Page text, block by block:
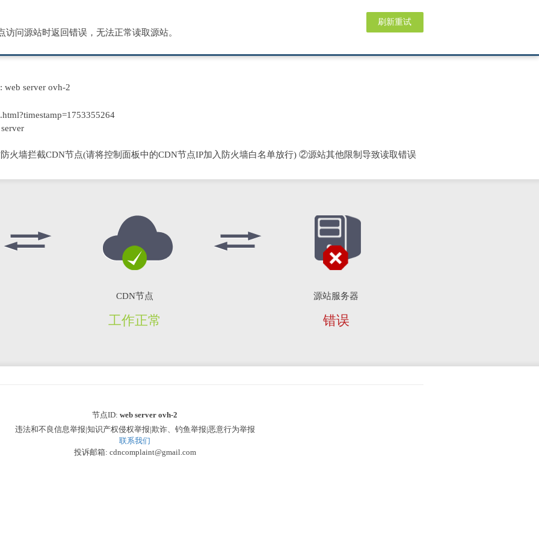
刷新重试
访问源站时返回错误，无法正常读取源站。
web server ovh-2
火墙拦截CDN节点(请将控制面板中的CDN节点IP加入防火墙白名单放行) ②源站其他限制导致读取错误
CDN节点
工作正常
源站服务器
错误
节点ID: web server ovh-2
违法和不良信息举报|知识产权侵权举报|欺诈、钓鱼举报|恶意行为举报
联系我们
投诉邮箱: cdncomplaint@gmail.com